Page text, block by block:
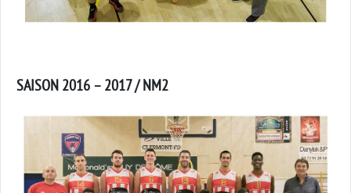
SAISON 2016 – 2017 / NM2